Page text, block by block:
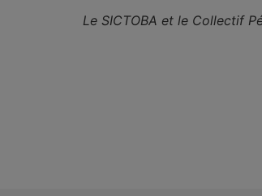
Le SICTOBA et le Collectif